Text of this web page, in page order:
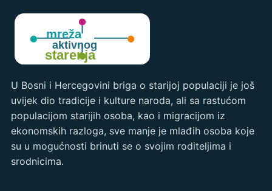
U Bosni i Hercegovini briga o starijoj populaciji je još
uvijek dio tradicije i kulture naroda, ali sa rastućom
populacijom starijih osoba, kao i migracijom iz
ekonomskih razloga, sve manje je mlađih osoba koje
su u mogućnosti brinuti se o svojim roditeljima i
srodnicima.